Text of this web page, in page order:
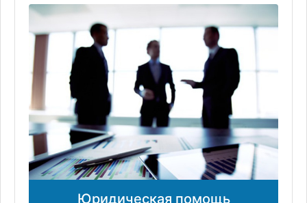
Юридическая помощь